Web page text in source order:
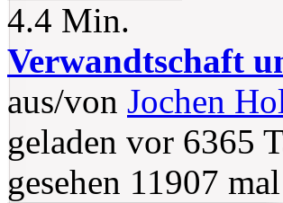
4.4 Min.
Verwandtschaft
aus/von Jochen
geladen vor 6365
gesehen 11907 mal